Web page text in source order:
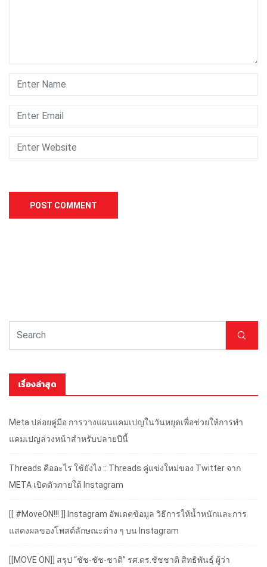
เรื่องล่าสุด
Meta ปล่อยคู่มือ การวางแผนแคมเปญในวันหยุดเพื่อช่วยให้การทำ
แคมเปญล่วงหน้าสำหรับปลายปีนี้
Threads คืออะไร ใช้ยังไง :: Threads คู่แข่งใหม่ของ Twitter จาก
META เปิดตัวภายใต้ Instagram
[[ #MoveON!!! ]] Instagram อัพเดตข้อมูล วิธีการให้น้ำหนักและการ
แสดงผลของโพสต์ลักษณะต่าง ๆ บน Instagram
[[MOVE ON]] สรุป “ชัช-ชัช-ชาติ” รศ.ดร.ชัชชาติ สิทธิพันธุ์ ผู้ว่า